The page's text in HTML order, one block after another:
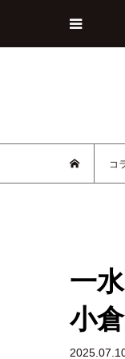
コ
一
小